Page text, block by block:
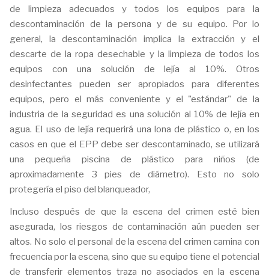
de limpieza adecuados y todos los equipos para la
descontaminación de la persona y de su equipo. Por lo
general, la descontaminación implica la extracción y el
descarte de la ropa desechable y la limpieza de todos los
equipos con una solución de lejía al 10%. Otros
desinfectantes pueden ser apropiados para diferentes
equipos, pero el más conveniente y el "estándar" de la
industria de la seguridad es una solución al 10% de lejía en
agua. El uso de lejía requerirá una lona de plástico o, en los
casos en que el EPP debe ser descontaminado, se utilizará
una pequeña piscina de plástico para niños (de
aproximadamente 3 pies de diámetro). Esto no solo
protegería el piso del blanqueador,
Incluso después de que la escena del crimen esté bien
asegurada, los riesgos de contaminación aún pueden ser
altos. No solo el personal de la escena del crimen camina con
frecuencia por la escena, sino que su equipo tiene el potencial
de transferir elementos traza no asociados en la escena